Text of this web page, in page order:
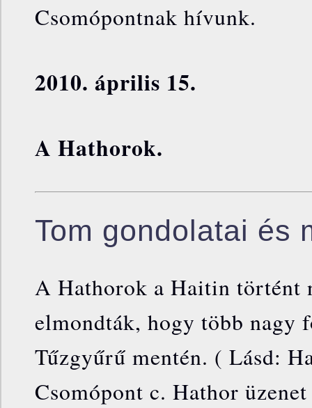
Csomópontnak hívunk.
2010. április 15.
A Hathorok.
Tom gondolatai és
A Hathorok a Haitin történt
elmondták, hogy több nagy
Tűzgyűrű mentén. ( Lásd:
Csomópont c. Hathor